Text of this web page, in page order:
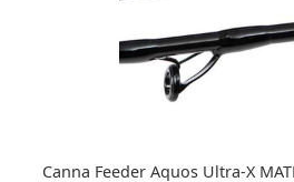
Canna Feeder Aquos Ultra-X